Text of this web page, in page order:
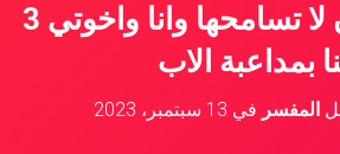
ل
يشير لامي بأن لا تسامحها وانا واخوتي 3
بمداعبة الاب
المفسر في 13 سبتمبر، 2023